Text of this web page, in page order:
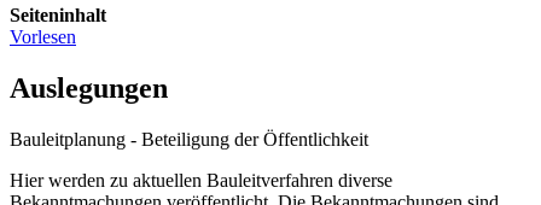
Seiteninhalt
Vorlesen
Auslegungen
Bauleitplanung - Beteiligung der Öffentlichkeit
Hier werden zu aktuellen Bauleitverfahren diverse